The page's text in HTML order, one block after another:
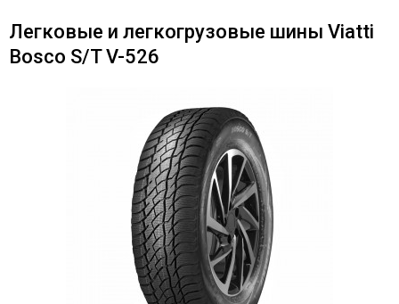
Легковые и легкогрузовые шины Viatti
Bosco S/T V-526